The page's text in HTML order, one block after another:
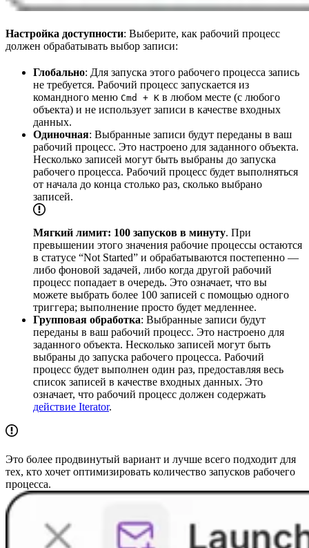
Настройка доступности: Выберите, как рабочий процесс
должен обрабатывать выбор записи:
Глобально: Для запуска этого рабочего процесса запись
не требуется. Рабочий процесс запускается из
командного меню Cmd + K в любом месте (с любого
объекта) и не использует записи в качестве входных
данных.
Одиночная: Выбранные записи будут переданы в ваш
рабочий процесс. Это настроено для заданного объекта.
Несколько записей могут быть выбраны до запуска
рабочего процесса. Рабочий процесс будет выполняться
от начала до конца столько раз, сколько выбрано
записей.
Мягкий лимит: 100 запусков в минуту. При
превышении этого значения рабочие процессы остаются
в статусе “Not Started” и обрабатываются постепенно —
либо фоновой задачей, либо когда другой рабочий
процесс попадает в очередь. Это означает, что вы
можете выбрать более 100 записей с помощью одного
триггера; выполнение просто будет медленнее.
Групповая обработка: Выбранные записи будут
переданы в ваш рабочий процесс. Это настроено для
заданного объекта. Несколько записей могут быть
выбраны до запуска рабочего процесса. Рабочий
процесс будет выполнен один раз, предоставляя весь
список записей в качестве входных данных. Это
означает, что рабочий процесс должен содержать
действие Iterator.
Это более продвинутый вариант и лучше всего подходит для
тех, кто хочет оптимизировать количество запусков рабочего
процесса.